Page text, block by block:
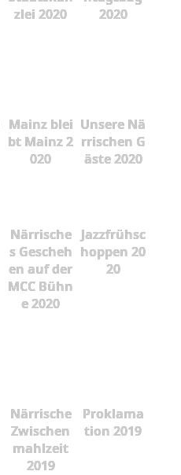
zlei 2020
2020
Mainz blei
bt Mainz 2
020
Unsere Nä
rrischen G
äste 2020
Närrische
s Gescheh
en auf der
MCC Bühn
e 2020
Jazzfrühsc
hoppen 20
20
Närrische
Zwischen
mahlzeit
2019
Proklama
tion 2019